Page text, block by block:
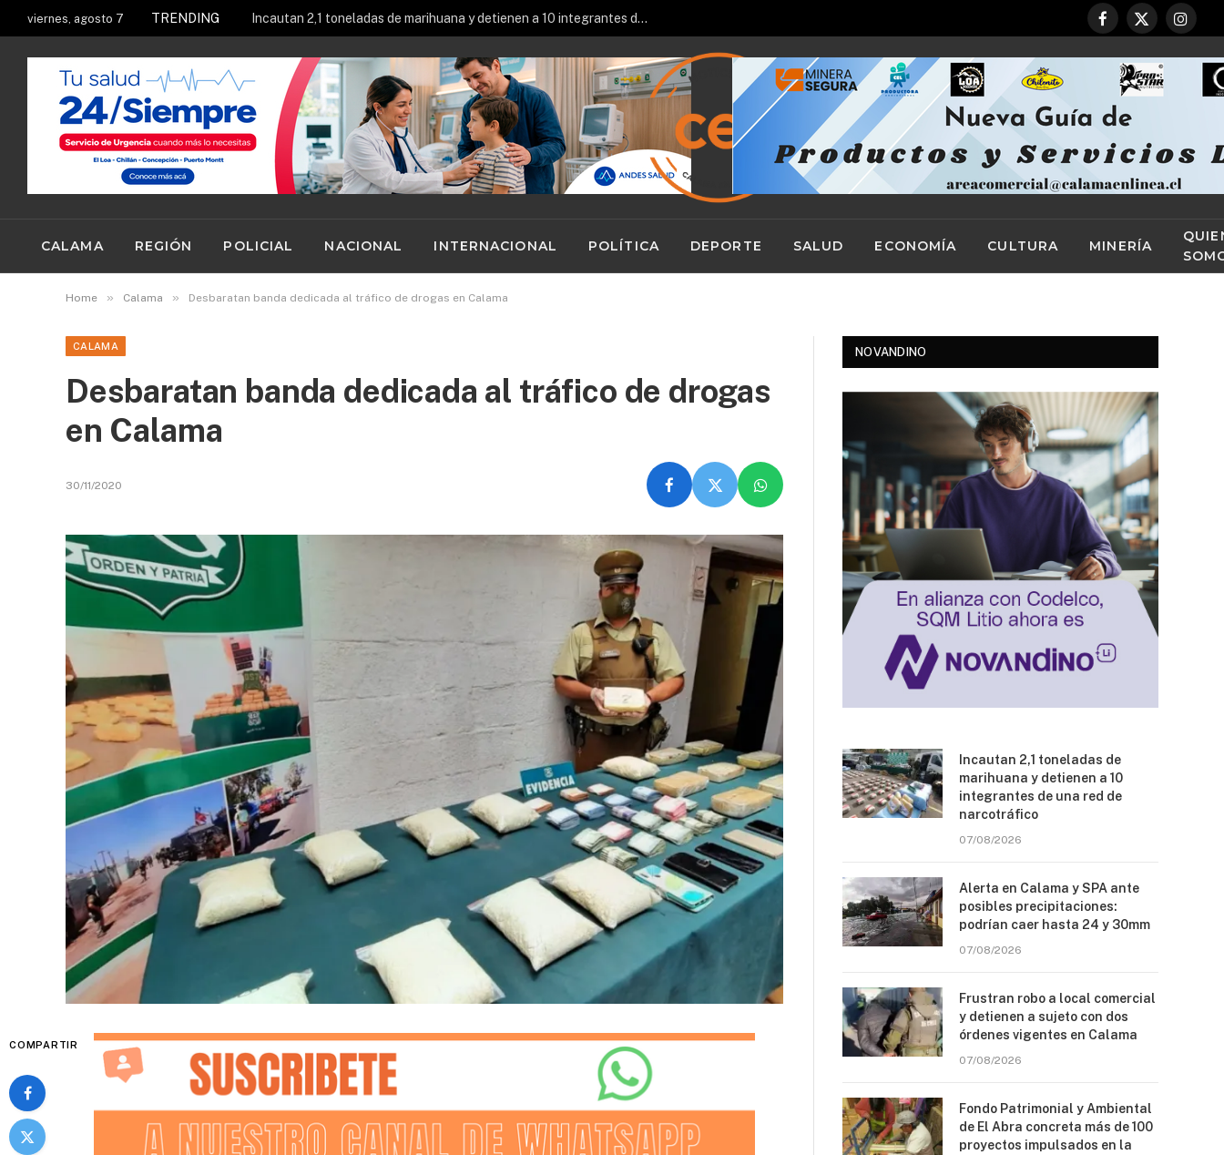
viernes, agosto 7 TRENDING Incautan 2,1 toneladas de marihuana y detienen a 10 integrantes de una red de narcotráfico
Facebook
X
CALAMA REGIÓN POLICIAL NACIONAL INTERNACIONAL POLÍTICA DEPORTE SALUD ECONOMÍA CULTURA MINERÍA
Home » Calama » Desbaratan banda dedicada al tráfico de drogas en Calama
CALAMA
Desbaratan banda dedicada al tráfico de drogas
en Calama
30/11/2020
COMPARTIR
NOVANDINO
Incautan 2,1 toneladas de
marihuana y detienen a 10
integrantes de una red de
narcotráfico
07/08/2026
Alerta en Calama y SPA ante
posibles precipitaciones:
podrían caer hasta 24 y 30mm
07/08/2026
Frustran robo a local comercial
y detienen a sujeto con dos
órdenes vigentes en Calama
07/08/2026
Fondo Patrimonial y Ambiental
de El Abra concreta más de 100
proyectos impulsados en la